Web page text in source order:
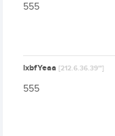
555
lxbfYeaa[212.6.36.39'"]
555